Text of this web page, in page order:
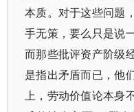
本质。对于这些问题
手无策，要么只是说
而那些批评资产阶级
是指出矛盾而已，他
上，劳动价值论本身